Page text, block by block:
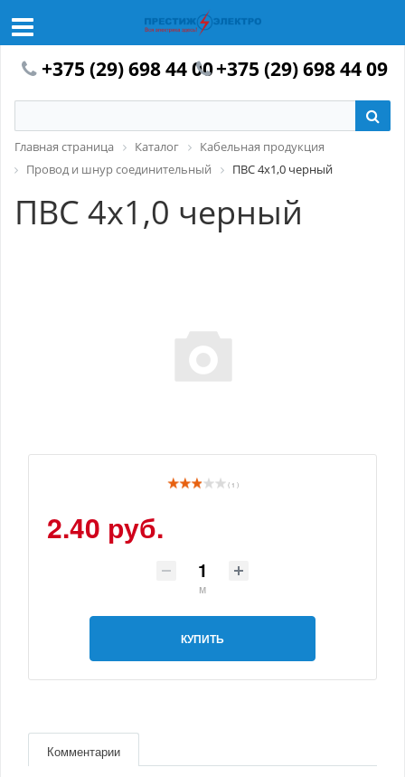
+375 (29) 698 44 00+375 (29) 698 44 09
Главная страница Каталог
Кабельная продукция
Провод и шнур соединительный
ПВС 4х1,0 черный
ПВС 4х1,0 черный
( 1 )
2.40 руб.
м
КУПИТЬ
Комментарии